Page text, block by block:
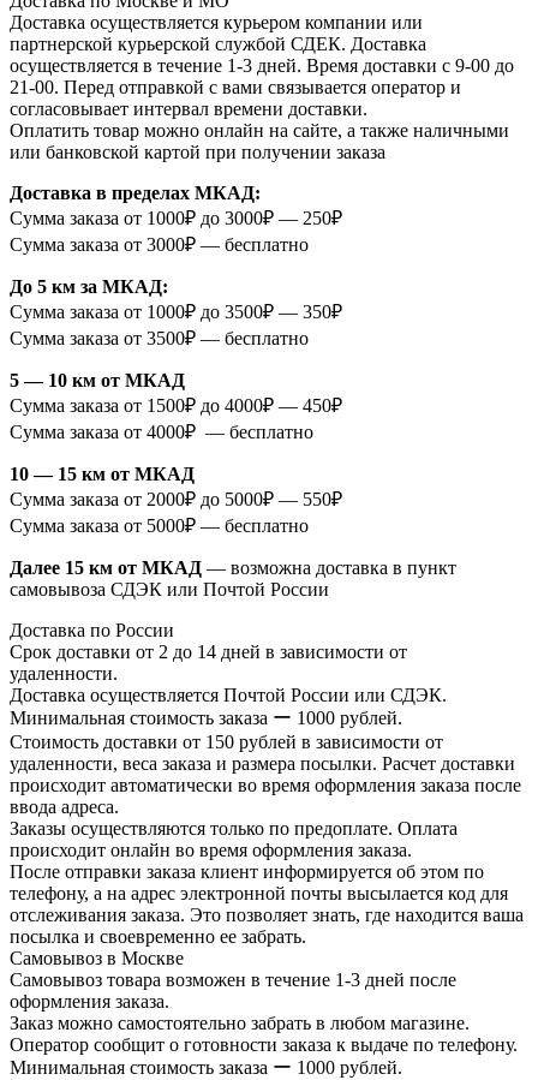
Доставка осуществляется курьером компании или
партнерской курьерской службой СДЕК. Доставка
осуществляется в течение 1-3 дней. Время доставки с 9-00 до
21-00. Перед отправкой с вами связывается оператор и
согласовывает интервал времени доставки.
Оплатить товар можно онлайн на сайте, а также наличными
или банковской картой при получении заказа
Доставка в пределах МКАД:
Сумма заказа от 1000₽ до 3000₽ — 250₽
Сумма заказа от 3000₽ — бесплатно
До 5 км за МКАД:
Сумма заказа от 1000₽ до 3500₽ — 350₽
Сумма заказа от 3500₽ — бесплатно
5 — 10 км от МКАД
Сумма заказа от 1500₽ до 4000₽ — 450₽
Сумма заказа от 4000₽ — бесплатно
10 — 15 км от МКАД
Сумма заказа от 2000₽ до 5000₽ — 550₽
Сумма заказа от 5000₽ — бесплатно
Далее 15 км от МКАД — возможна доставка в пункт
самовывоза СДЭК или Почтой России
Доставка по России
Срок доставки от 2 до 14 дней в зависимости от
удаленности.
Доставка осуществляется Почтой России или СДЭК.
Минимальная стоимость заказа ー 1000 рублей.
Стоимость доставки от 150 рублей в зависимости от
удаленности, веса заказа и размера посылки. Расчет доставки
происходит автоматически во время оформления заказа после
ввода адреса.
Заказы осуществляются только по предоплате. Оплата
происходит онлайн во время оформления заказа.
После отправки заказа клиент информируется об этом по
телефону, а на адрес электронной почты высылается код для
отслеживания заказа. Это позволяет знать, где находится ваша
посылка и своевременно ее забрать.
Самовывоз в Москве
Самовывоз товара возможен в течение 1-3 дней после
оформления заказа.
Заказ можно самостоятельно забрать в любом магазине.
Оператор сообщит о готовности заказа к выдаче по телефону.
Минимальная стоимость заказа ー 1000 рублей.